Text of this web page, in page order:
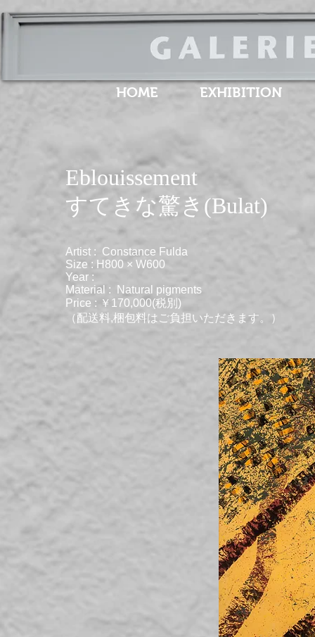
HOME EXHIBITION
Eblouissement
​すてきな驚き(Bulat)
Artist : Constance Fulda
Size : H800 × W600
Year :
Material : Natural pigments
Price : ￥170,000(税別)
（配送料,梱包料はご負担いただきます。）